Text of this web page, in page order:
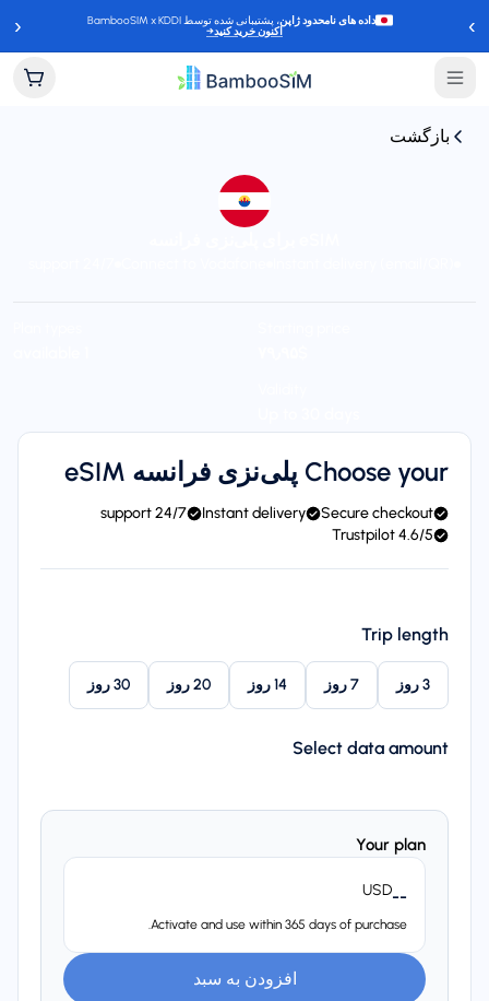
‹ داده های نامحدود ژاپن، پشتیبانی شده توسط BambooSIM x KDDI
اکنون خرید کنید→ ›
بازگشت
Choose your پلی‌نزی فرانسه eSIM
Secure checkout
Instant delivery
24/7 support
4.6/5 Trustpilot
Trip length
3 روز 7 روز 14 روز 20 روز 30 روز
Select data amount
Your plan
--
USD
Activate and use within 365 days of purchase.
افزودن به سبد